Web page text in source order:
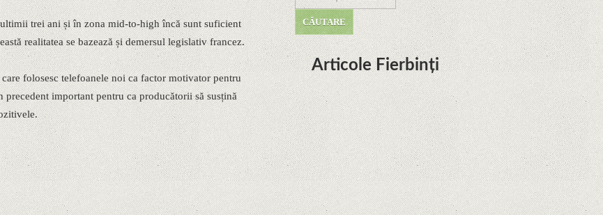
trei ani și în zona mid-to-high încă sunt suficient
realitatea se bazează și demersul legislativ francez.
folosesc telefoanele noi ca factor motivator pentru
precedent important pentru ca producătorii să susțină
Articole Fierbinți
Dota Anime venind la Netflix în
această lună de la Legenda Korra
Studio Mir
Curtea Supremă reglementează în
favoarea Google în Oracle Java